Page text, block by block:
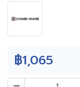
฿1,065